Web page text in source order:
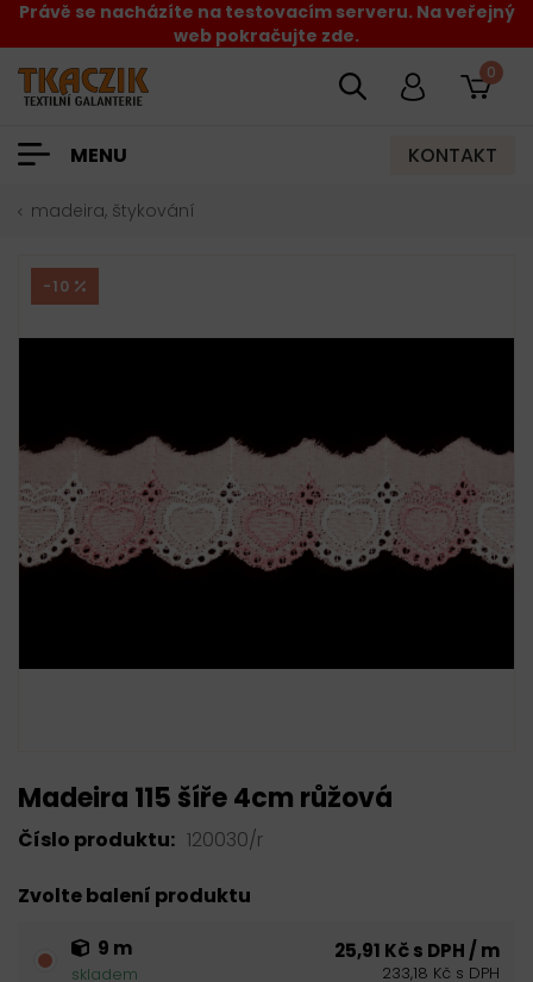
Právě se nacházíte na testovacím serveru. Na veřejný
web pokračujte zde.
0
MENU KONTAKT
madeira, štykování
-10
Madeira 115 šíře 4cm růžová
Číslo produktu: 120030/r
Zvolte balení produktu
9 m
skladem
25,91 Kč s DPH / m
233,18 Kč s DPH